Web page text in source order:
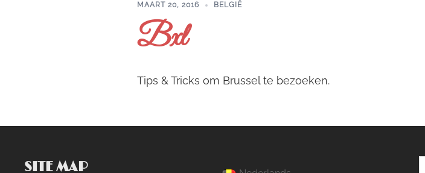
MAART 20, 2016 BELGIË
Bxl
Tips & Tricks om Brussel te bezoeken.
SITE MAP